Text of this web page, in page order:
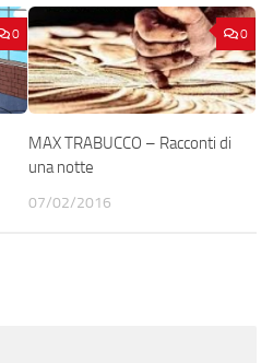
0 0
MAX TRABUCCO – Racconti di
una notte
07/02/2016